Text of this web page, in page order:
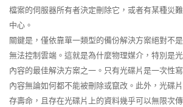
檔案的伺服器所有者決定刪除它，或者有某種災
中心。
關鍵是，僅依靠單一類型的備份解決方案絕對不
無法控制雲端。這就是為什麼物理媒介，特別是
內容的最佳解決方案之一。只有光碟片是一次性
內容無論如何都不能被刪除或竄改。此外，光碟
存壽命，且存在光碟片上的資料幾乎可以無限次